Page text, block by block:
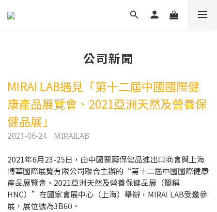
公司新聞
MIRAI LAB遇見「第十二屆中國國際健
康產品展覽會、2021亞洲天然及營養保
健品展」
2021-06-24 MIRAILAB
2021年6月23-25日，由中國醫藥保健品進出口商會與上海
博華國際展覽有限公司聯合主辦的“第十二屆中國國際健康
產品展覽會、2021亞洲天然及營養保健品展（簡稱
HNC）”在國家會展中心（上海）舉辦，MIRAI LAB受邀參
展，展位號為3B60。